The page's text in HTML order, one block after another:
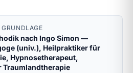
nach Ingo Simon —
(univ.), Heilpraktiker für
Hypnosetherapeut,
Traumlandtherapie